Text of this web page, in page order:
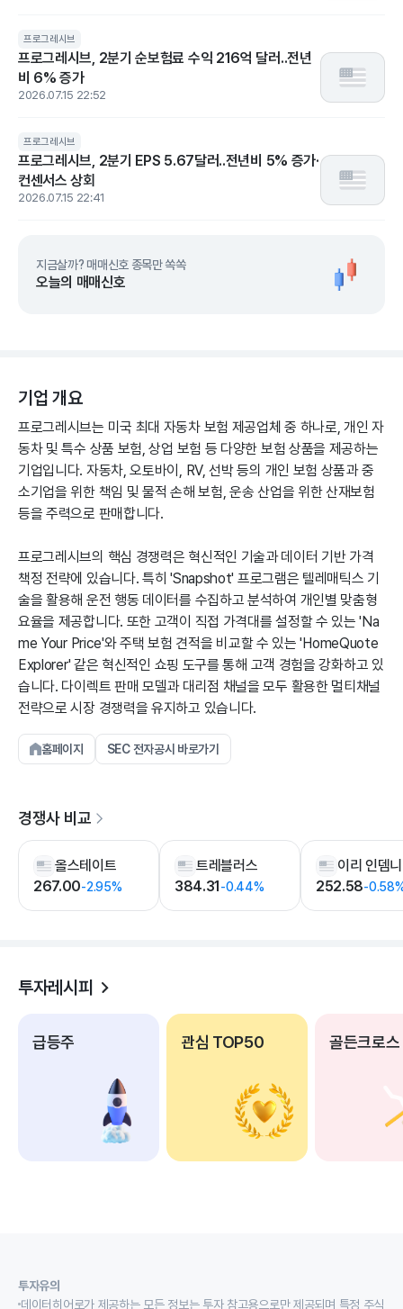
프로그레시브
프로그레시브, 2분기 순보험료 수익 216억 달러..전년
비 6% 증가
2026.07.15 22:52
프로그레시브
프로그레시브, 2분기 EPS 5.67달러..전년비 5% 증가·
컨센서스 상회
2026.07.15 22:41
지금살까? 매매신호 종목만 쏙쏙
오늘의 매매신호
기업 개요
프로그레시브는 미국 최대 자동차 보험 제공업체 중 하나로, 개인 자
동차 및 특수 상품 보험, 상업 보험 등 다양한 보험 상품을 제공하는
기업입니다. 자동차, 오토바이, RV, 선박 등의 개인 보험 상품과 중
소기업을 위한 책임 및 물적 손해 보험, 운송 산업을 위한 산재보험
등을 주력으로 판매합니다.
프로그레시브의 핵심 경쟁력은 혁신적인 기술과 데이터 기반 가격
책정 전략에 있습니다. 특히 'Snapshot' 프로그램은 텔레매틱스 기
술을 활용해 운전 행동 데이터를 수집하고 분석하여 개인별 맞춤형
요율을 제공합니다. 또한 고객이 직접 가격대를 설정할 수 있는 'Na
me Your Price'와 주택 보험 견적을 비교할 수 있는 'HomeQuote
Explorer' 같은 혁신적인 쇼핑 도구를 통해 고객 경험을 강화하고 있
습니다. 다이렉트 판매 모델과 대리점 채널을 모두 활용한 멀티채널
전략으로 시장 경쟁력을 유지하고 있습니다.
홈페이지 SEC 전자공시 바로가기
경쟁사 비교
올스테이트
267.00-2.95%
트레블러스
384.31-0.44%
이리 인뎀
252.58-
투자레시피
급등주 관심 TOP50 골든크로스
투자유의
데이터히어로가 제공하는 모든 정보는 투자 참고용으로만 제공되며 특정 주식